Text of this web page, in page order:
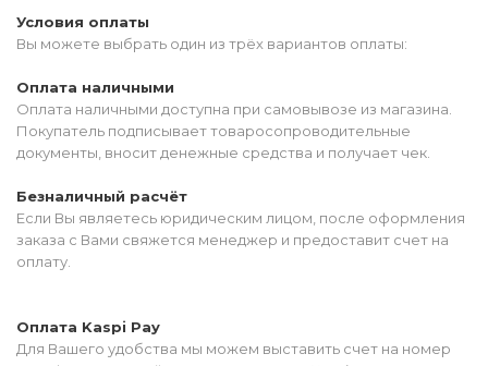
Условия оплаты
Вы можете выбрать один из трёх вариантов оплаты:
Оплата наличными
Оплата наличными доступна при самовывозе из магазина.
Покупатель подписывает товаросопроводительные
документы, вносит денежные средства и получает чек.
Безналичный расчёт
Если Вы являетесь юридическим лицом, после оформления
заказа с Вами свяжется менеджер и предоставит счет на
оплату.
Оплата Kaspi Pay
Для Вашего удобства мы можем выставить счет на номер